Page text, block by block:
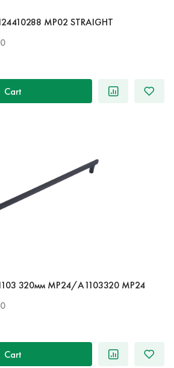
MP02 STRAIGHT
Cart
320мм MP24/A1103320 MP24
Cart